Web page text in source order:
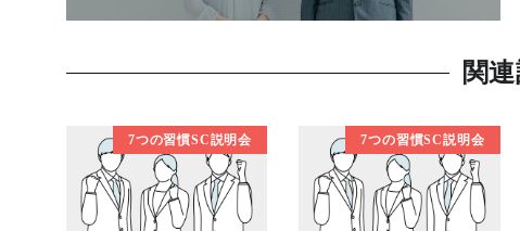
関
7つの習慣SC説明会 7つの習慣SC説明会